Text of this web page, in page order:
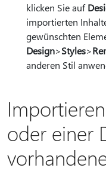
klicken Sie auf
importierten
gewünschten
Design>Styles>
anderen Stil
oder einer